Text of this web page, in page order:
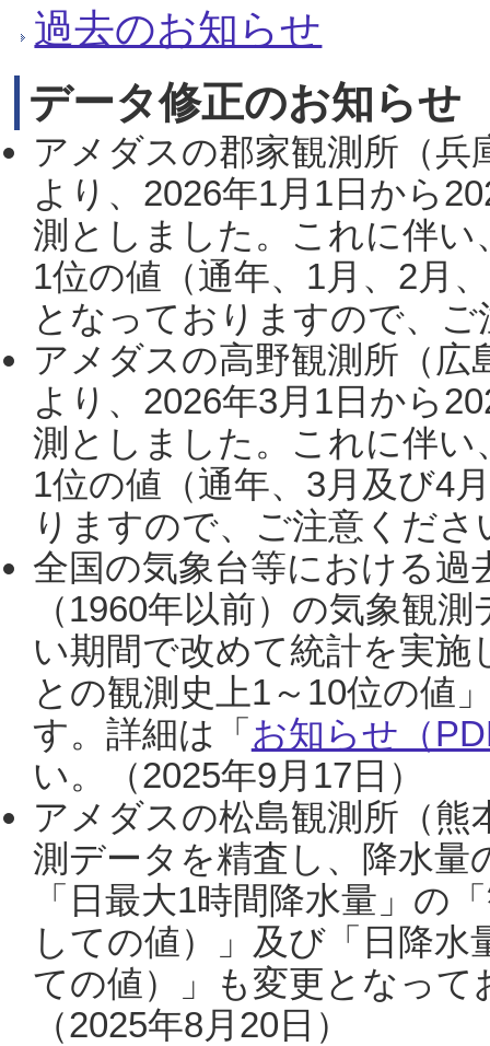
過去のお知らせ
データ修正のお知らせ
アメダスの郡家観測所（
より、2026年1月1日から
測としました。これに伴い
1位の値（通年、1月、2月
となっておりますので、
アメダスの高野観測所（
より、2026年3月1日から
測としました。これに伴い
1位の値（通年、3月及び4
りますので、ご注意くだ
全国の気象台等における過
（1960年以前）の気象観
い期間で改めて統計を実
との観測史上1～10位の値
す。詳細は「 お知らせ（
い。（2025年9月17日）
アメダスの松島観測所（熊
測データを精査し、降水
「日最大1時間降水量」の
しての値）」及び「日降
ての値）」も変更となっ
（2025年8月20日）